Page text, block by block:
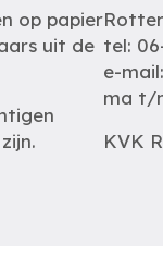
op papier
uit de tel:
e-mail:
ma t/
KVK